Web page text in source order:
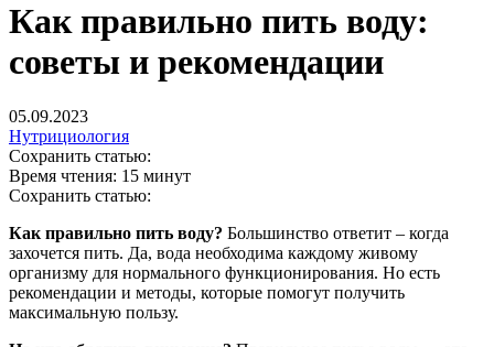
Как правильно пить воду:
советы и рекомендации
05.09.2023
Нутрициология
Сохранить статью:
Время чтения: 15 минут
Сохранить статью:
Как правильно пить воду? Большинство ответит – когда
захочется пить. Да, вода необходима каждому живому
организму для нормального функционирования. Но есть
рекомендации и методы, которые помогут получить
максимальную пользу.